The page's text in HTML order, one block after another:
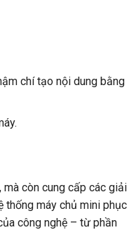
chí tạo nội dung bằng
còn cung cấp các giải
thống máy chủ mini phục
công nghệ – từ phần